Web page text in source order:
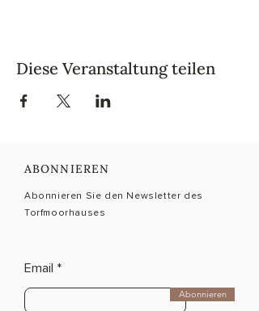
Diese Veranstaltung teilen
ABONNIEREN
Abonnieren Sie den Newsletter des
Torfmoorhauses
Email
Abonnieren